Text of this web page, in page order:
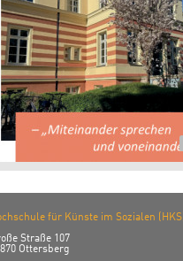
für Künste im Sozialen (HKS)
Straße 107
Ottersberg